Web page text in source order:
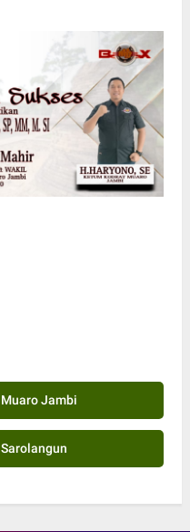
Muaro Jambi
Sarolangun